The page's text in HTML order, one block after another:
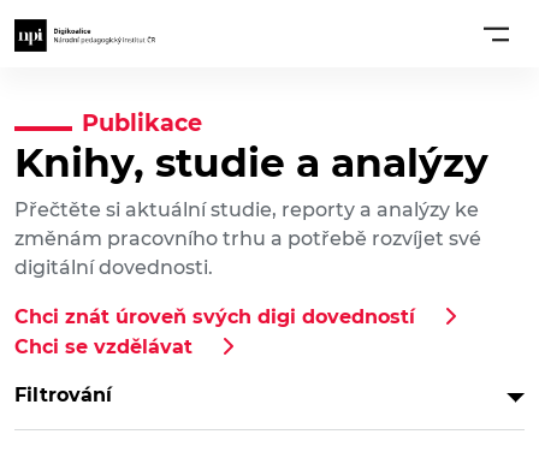
Publikace
Knihy, studie a analýzy
Přečtěte si aktuální studie, reporty a analýzy ke
změnám pracovního trhu a potřebě rozvíjet své
digitální dovednosti.
Chci znát úroveň svých digi dovedností
Chci se vzdělávat
Filtrování